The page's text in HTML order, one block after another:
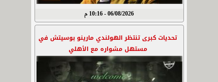
06/08/2026 - 10:16 م
تحديات كبرى تنتظر الهولندي مارينو بوسيتش في
مستهل مشواره مع الأهلي